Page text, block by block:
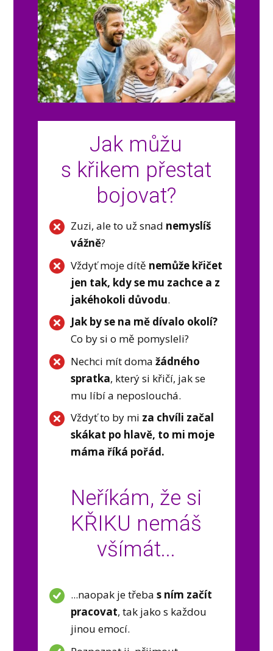
Jak můžu
s křikem přestat
bojovat?
Zuzi, ale to už snad nemyslíš
vážně?
Vždyť moje dítě nemůže křičet
jen tak, kdy se mu zachce a z
jakéhokoli důvodu.
Jak by se na mě dívalo okolí?
Co by si o mě pomysleli?
Nechci mít domažádného
spratka, který si křičí, jak se
mu líbí a neposlouchá.
Vždyť to by mi za chvíli začal
skákat po hlavě, to mi moje
máma říká pořád.
Neříkám, že si
KŘIKU nemáš
všímát...
...naopak je třebas ním začít
pracovat, tak jako s každou
jinou emocí.